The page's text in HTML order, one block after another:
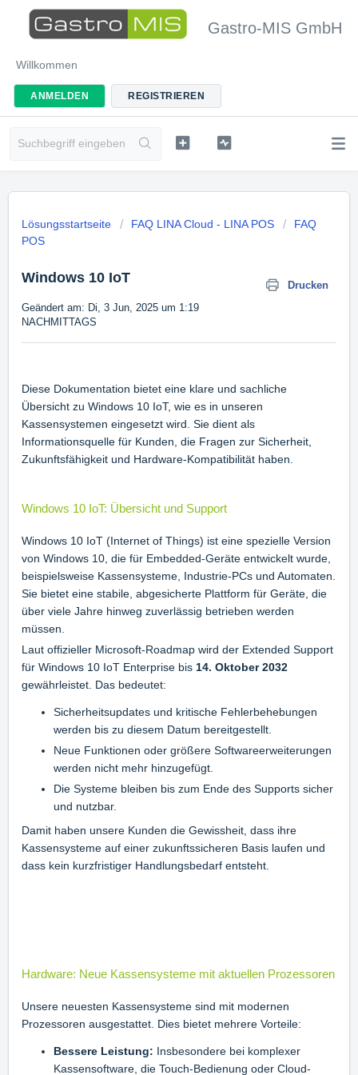
Gastro-MIS GmbH
Willkommen
ANMELDEN REGISTRIEREN
Lösungsstartseite FAQ LINA Cloud - LINA POS
FAQ
POS
Windows 10 IoT
Drucken
Geändert am: Di, 3 Jun, 2025 um 1:19
NACHMITTAGS
Diese Dokumentation bietet eine klare und sachliche
Übersicht zu Windows 10 IoT, wie es in unseren
Kassensystemen eingesetzt wird. Sie dient als
Informationsquelle für Kunden, die Fragen zur Sicherheit,
Zukunftsfähigkeit und Hardware-Kompatibilität haben.
Windows 10 IoT: Übersicht und Support
Windows 10 IoT (Internet of Things) ist eine spezielle Version
von Windows 10, die für Embedded-Geräte entwickelt wurde,
beispielsweise Kassensysteme, Industrie-PCs und Automaten.
Sie bietet eine stabile, abgesicherte Plattform für Geräte, die
über viele Jahre hinweg zuverlässig betrieben werden
müssen.
Laut offizieller Microsoft-Roadmap wird der Extended Support
für Windows 10 IoT Enterprise bis 14. Oktober 2032
gewährleistet. Das bedeutet:
Sicherheitsupdates und kritische Fehlerbehebungen
werden bis zu diesem Datum bereitgestellt.
Neue Funktionen oder größere Softwareerweiterungen
werden nicht mehr hinzugefügt.
Die Systeme bleiben bis zum Ende des Supports sicher
und nutzbar.
Damit haben unsere Kunden die Gewissheit, dass ihre
Kassensysteme auf einer zukunftssicheren Basis laufen und
dass kein kurzfristiger Handlungsbedarf entsteht.
Hardware: Neue Kassensysteme mit aktuellen Prozessoren
Unsere neuesten Kassensysteme sind mit modernen
Prozessoren ausgestattet. Dies bietet mehrere Vorteile:
Bessere Leistung: Insbesondere bei komplexer
Kassensoftware, die Touch-Bedienung oder Cloud-